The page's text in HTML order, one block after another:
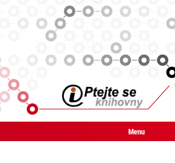
Menu